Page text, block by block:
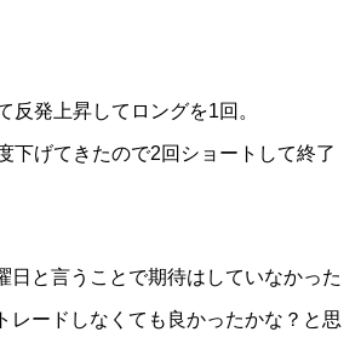
反発上昇してロングを1回。
下げてきたので2回ショートして終了
日と言うことで期待はしていなかった
レードしなくても良かったかな？と思